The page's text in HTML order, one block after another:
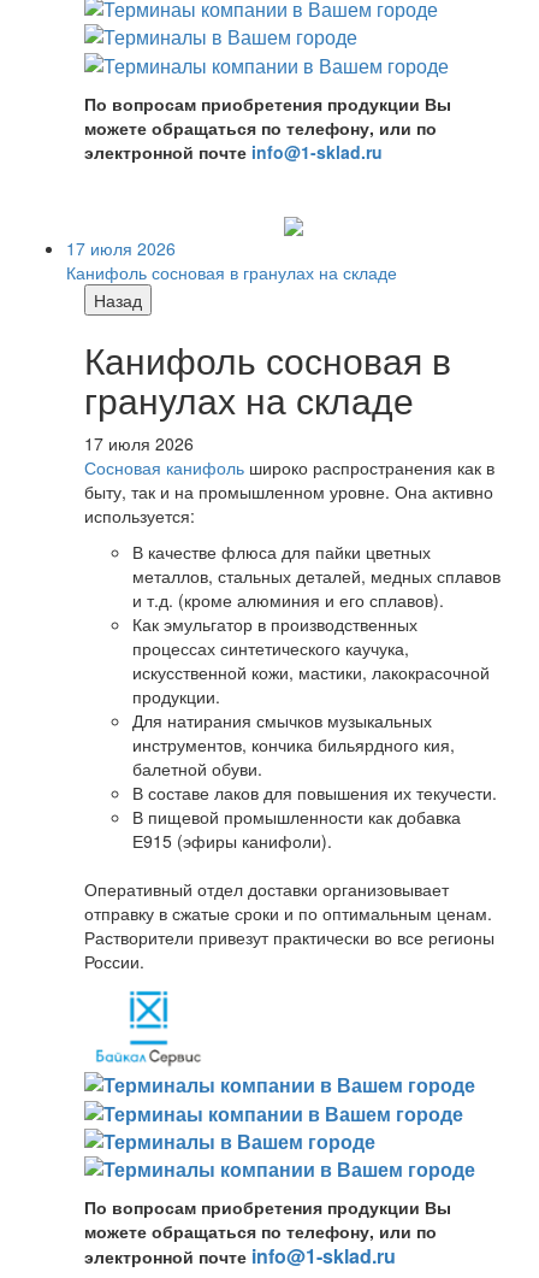
По вопросам приобретения продукции Вы
можете обращаться по телефону, или по
электронной почте info@1-sklad.ru
17 июля 2026
Канифоль сосновая в гранулах на складе
Назад
Канифоль сосновая в
гранулах на складе
17 июля 2026
Сосновая канифоль широко распространения как в
быту, так и на промышленном уровне. Она активно
используется:
В качестве флюса для пайки цветных
металлов, стальных деталей, медных сплавов
и т.д. (кроме алюминия и его сплавов).
Как эмульгатор в производственных
процессах синтетического каучука,
искусственной кожи, мастики, лакокрасочной
продукции.
Для натирания смычков музыкальных
инструментов, кончика бильярдного кия,
балетной обуви.
В составе лаков для повышения их текучести.
В пищевой промышленности как добавка
Е915 (эфиры канифоли).
Оперативный отдел доставки организовывает
отправку в сжатые сроки и по оптимальным ценам.
Растворители привезут практически во все регионы
России.
По вопросам приобретения продукции Вы
можете обращаться по телефону, или по
электронной почте info@1-sklad.ru